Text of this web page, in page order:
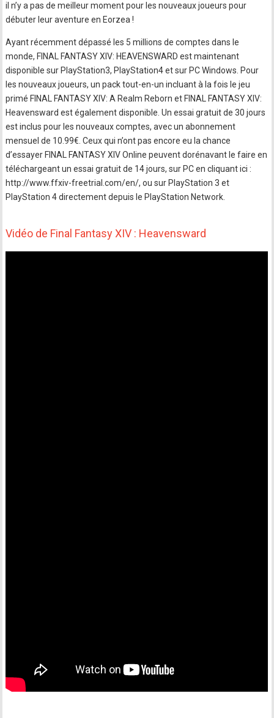
il n’y a pas de meilleur moment pour les nouveaux joueurs pour
débuter leur aventure en Eorzea !
Ayant récemment dépassé les 5 millions de comptes dans le
monde, FINAL FANTASY XIV: HEAVENSWARD est maintenant
disponible sur PlayStation3, PlayStation4 et sur PC Windows. Pour
les nouveaux joueurs, un pack tout-en-un incluant à la fois le jeu
primé FINAL FANTASY XIV: A Realm Reborn et FINAL FANTASY XIV:
Heavensward est également disponible. Un essai gratuit de 30 jours
est inclus pour les nouveaux comptes, avec un abonnement
mensuel de 10.99€. Ceux qui n’ont pas encore eu la chance
d’essayer FINAL FANTASY XIV Online peuvent dorénavant le faire en
téléchargeant un essai gratuit de 14 jours, sur PC en cliquant ici :
http://www.ffxiv-freetrial.com/en/, ou sur PlayStation 3 et
PlayStation 4 directement depuis le PlayStation Network.
Vidéo de Final Fantasy XIV : Heavensward